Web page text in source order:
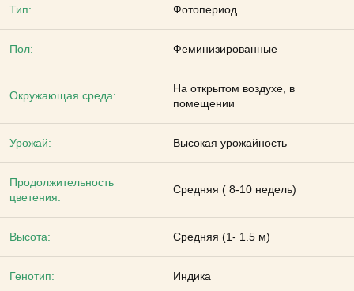
Тип: Фотопериод
Пол: Феминизированные
Окружающая среда:
На открытом воздухе, в
помещении
Урожай: Высокая урожайность
Продолжительность
цветения:
Средняя ( 8-10 недель)
Высота: Средняя (1- 1.5 м)
Генотип: Индика